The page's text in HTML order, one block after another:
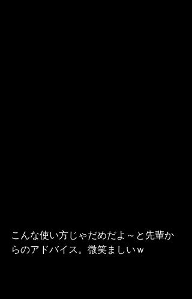
こんな使い方じゃだめだよ～と先輩か
らのアドバイス。微笑ましいｗ